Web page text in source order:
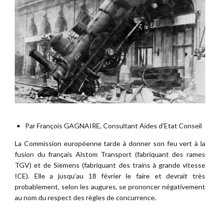
Par François GAGNAIRE, Consultant Aides d’Etat Conseil
La Commission européenne tarde à donner son feu vert à la
fusion du français Alstom Transport (fabriquant des rames
TGV) et de Siemens (fabriquant des trains à grande vitesse
ICE). Elle a jusqu’au 18 février le faire et devrait très
probablement, selon les augures, se prononcer négativement
au nom du respect des règles de concurrence.